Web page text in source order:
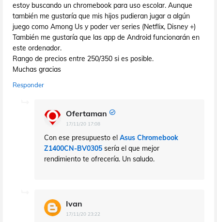
estoy buscando un chromebook para uso escolar. Aunque
también me gustaría que mis hijos pudieran jugar a algún
juego como Among Us y poder ver series (Netflix, Disney +)
También me gustaría que las app de Android funcionarán en
este ordenador.
Rango de precios entre 250/350 si es posible.
Muchas gracias
Responder
Ofertaman
17/11/20 17:08
Con ese presupuesto el Asus Chromebook
Z1400CN-BV0305 sería el que mejor
rendimiento te ofrecería. Un saludo.
Ivan
17/11/20 23:22